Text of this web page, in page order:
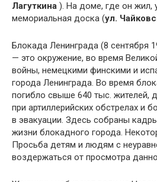
Лагуткина ). На доме, где он жил,
мемориальная доска (ул.
Блокада Ленинграда (8 сентября
— это окружение, во время
войны, немецкими финскими и
города Ленинграда. Во время
погибло свыше 640 тыс. жителей,
при артиллерийских обстрелах и
в эвакуации. Здесь собраны
жизни блокадного города.
Просьба детям и людям с
воздержаться от просмотра